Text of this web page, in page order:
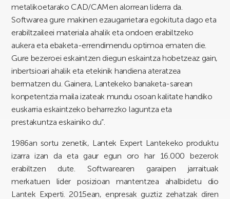
metalikoetarako CAD/CAMen alorrean liderra da.
Softwarea gure makinen ezaugarrietara egokituta dago eta
erabiltzaileei materiala ahalik eta ondoen erabiltzeko
aukera eta ebaketa-errendimendu optimoa ematen die.
Gure bezeroei eskaintzen diegun eskaintza hobetzeaz gain,
inbertsioari ahalik eta etekinik handiena ateratzea
bermatzen du. Gainera, Lantekeko banaketa-sarean
konpetentzia maila izateak mundu osoan kalitate handiko
euskarria eskaintzeko beharrezko laguntza eta
prestakuntza eskainiko du”.
1986an sortu zenetik, Lantek Expert Lantekeko produktu
izarra izan da eta gaur egun oro har 16.000 bezerok
erabiltzen dute. Softwarearen garaipen jarraituak
merkatuen lider posizioan mantentzea ahalbidetu dio
Lantek Experti. 2015ean, enpresak guztiz zehatzak diren